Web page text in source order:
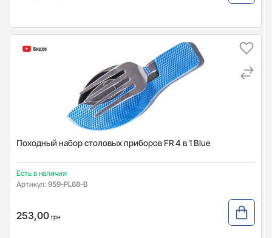
Походный набор столовых приборов FR 4 в 1 Blue
Есть в наличии
Артикул: 959-PL68-B
253,00 грн